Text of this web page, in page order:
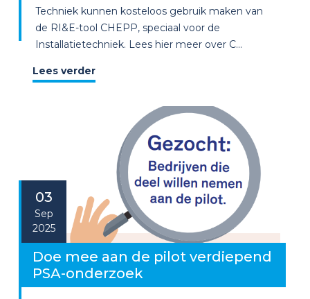
Techniek kunnen kosteloos gebruik maken van
de RI&E-tool CHEPP, speciaal voor de
Installatietechniek. Lees hier meer over C...
Lees verder
03
Sep
2025
Doe mee aan de pilot verdiepend
PSA-onderzoek